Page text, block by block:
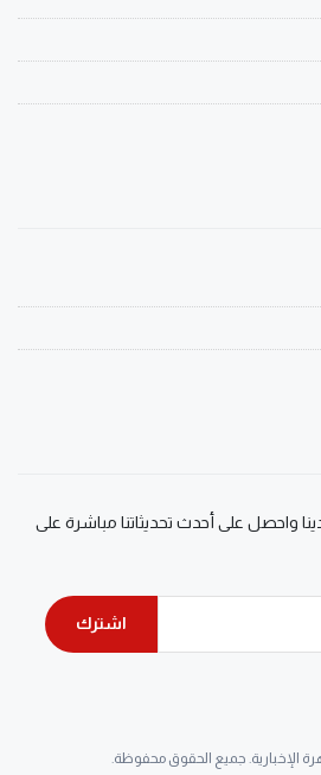
واحصل على أحدث تحديثاتنا مباشرة على
اشترك